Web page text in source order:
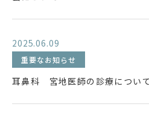
2025.06.09
重要なお知らせ
耳鼻科 宮地医師の診療について